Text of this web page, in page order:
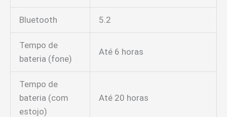
Bluetooth 5.2
Tempo de
bateria (fone)
Até 6 horas
Tempo de
bateria (com
estojo)
Até 20 horas